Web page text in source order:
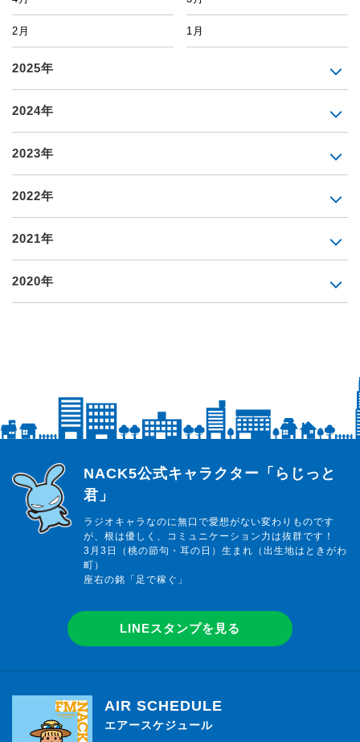
2月 1月
2025年
2024年
2023年
2022年
2021年
2020年
らじっと君
NACK5公式キャラクター「らじっと
君」
ラジオキャラなのに無口で愛想がない変わりものです
が、根は優しく、コミュニケーション力は抜群です！
3月3日（桃の節句・耳の日）生まれ（出生地はときがわ
町）
座右の銘「足で稼ぐ」
LINEスタンプを見る
AIR SCHEDULE
エアースケジュール